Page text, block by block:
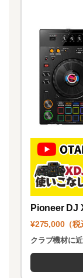
Pioneer DJ
¥275,000（税
クラブ機材に